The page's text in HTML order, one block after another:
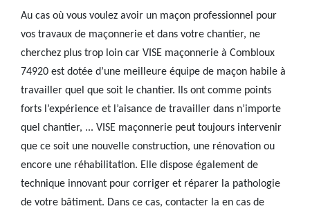
Au cas où vous voulez avoir un maçon professionnel pour
vos travaux de maçonnerie et dans votre chantier, ne
cherchez plus trop loin car VISE maçonnerie à Combloux
74920 est dotée d’une meilleure équipe de maçon habile à
travailler quel que soit le chantier. Ils ont comme points
forts l’expérience et l’aisance de travailler dans n’importe
quel chantier, ... VISE maçonnerie peut toujours intervenir
que ce soit une nouvelle construction, une rénovation ou
encore une réhabilitation. Elle dispose également de
technique innovant pour corriger et réparer la pathologie
de votre bâtiment. Dans ce cas, contacter la en cas de